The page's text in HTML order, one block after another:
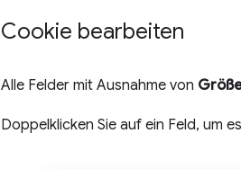
Cookie bearbeiten
Alle Felder mit Ausnahme von
Doppelklicken Sie auf ein Feld, um